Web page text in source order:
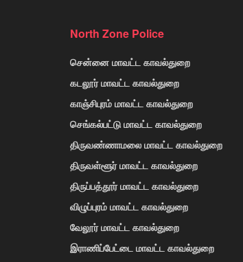
North Zone Police
சென்னை மாவட்ட காவல்துறை
கடலூர் மாவட்ட காவல்துறை
காஞ்சிபுரம் மாவட்ட காவல்துறை
செங்கல்பட்டு மாவட்ட காவல்துறை
திருவண்ணாமலை மாவட்ட காவல்துறை
திருவள்ளூர் மாவட்ட காவல்துறை
திருப்பத்தூர் மாவட்ட காவல்துறை
விழுப்புரம் மாவட்ட காவல்துறை
வேலூர் மாவட்ட காவல்துறை
இராணிப்பேட்டை மாவட்ட காவல்துறை